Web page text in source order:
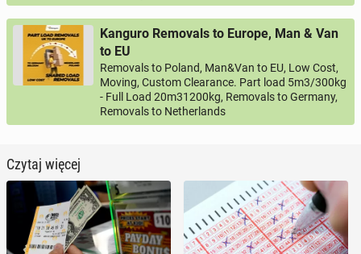
Kanguro Removals to Europe, Man & Van
to EU
Removals to Poland, Man&Van to EU, Low Cost,
Moving, Custom Clearance. Part load 5m3/300kg
- Full Load 20m31200kg, Removals to Germany,
Removals to Netherlands
Czytaj więcej